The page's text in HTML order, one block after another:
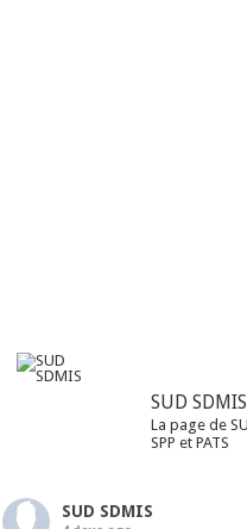
SUD SDMIS
La page de
SPP et PATS
SUD SDMIS